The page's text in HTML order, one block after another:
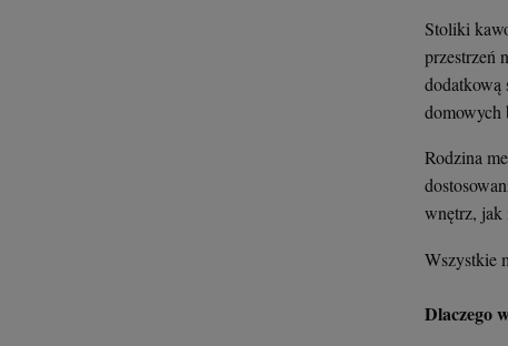
Stoliki
przestrzeń
dodatkową
domowych
Rodzina
wnętrz, jak
Wszystkie
Dlaczego